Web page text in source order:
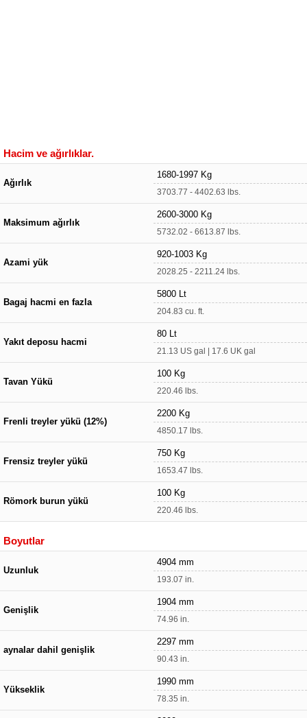
Hacim ve ağırlıklar.
Ağırlık
1680-1997 Kg
3703.77 - 4402.63 lbs.
Maksimum ağırlık
2600-3000 Kg
5732.02 - 6613.87 lbs.
Azami yük
920-1003 Kg
2028.25 - 2211.24 lbs.
Bagaj hacmi en fazla
5800 Lt
204.83 cu. ft.
Yakıt deposu hacmi
80 Lt
21.13 US gal | 17.6 UK gal
Tavan Yükü
100 Kg
220.46 lbs.
Frenli treyler yükü (12%)
2200 Kg
4850.17 lbs.
Frensiz treyler yükü
750 Kg
1653.47 lbs.
Römork burun yükü
100 Kg
220.46 lbs.
Boyutlar
Uzunluk
4904 mm
193.07 in.
Genişlik
1904 mm
74.96 in.
aynalar dahil genişlik
2297 mm
90.43 in.
Yükseklik
1990 mm
78.35 in.